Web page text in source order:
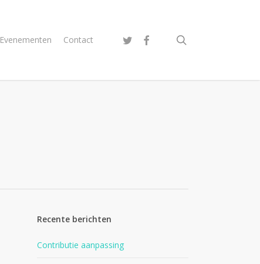
Evenementen Contact twitter facebook
Recente berichten
Contributie aanpassing